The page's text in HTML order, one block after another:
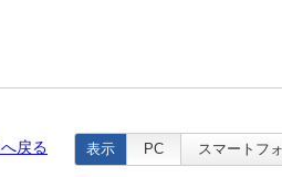
戻る 表示 PC スマートフ